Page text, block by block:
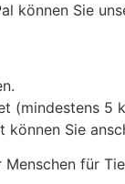
können Sie
(mindestens 5
Sie
für